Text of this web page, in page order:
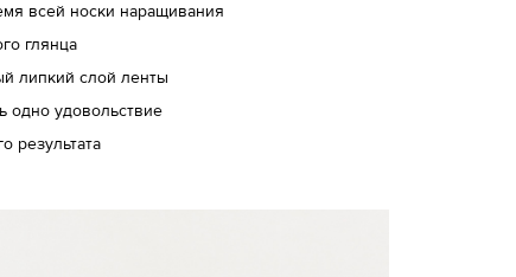
всей носки наращивания
глянца
липкий слой ленты
одно удовольствие
результата